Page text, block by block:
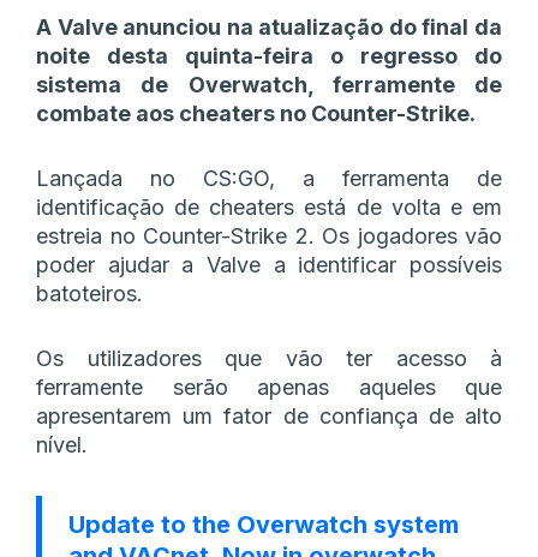
A Valve anunciou na atualização do final da
noite desta quinta-feira o regresso do
sistema de Overwatch, ferramente de
combate aos cheaters no Counter-Strike.
Lançada no CS:GO, a ferramenta de
identificação de cheaters está de volta e em
estreia no Counter-Strike 2. Os jogadores vão
poder ajudar a Valve a identificar possíveis
batoteiros.
Os utilizadores que vão ter acesso à
ferramente serão apenas aqueles que
apresentarem um fator de confiança de alto
nível.
Update to the Overwatch system